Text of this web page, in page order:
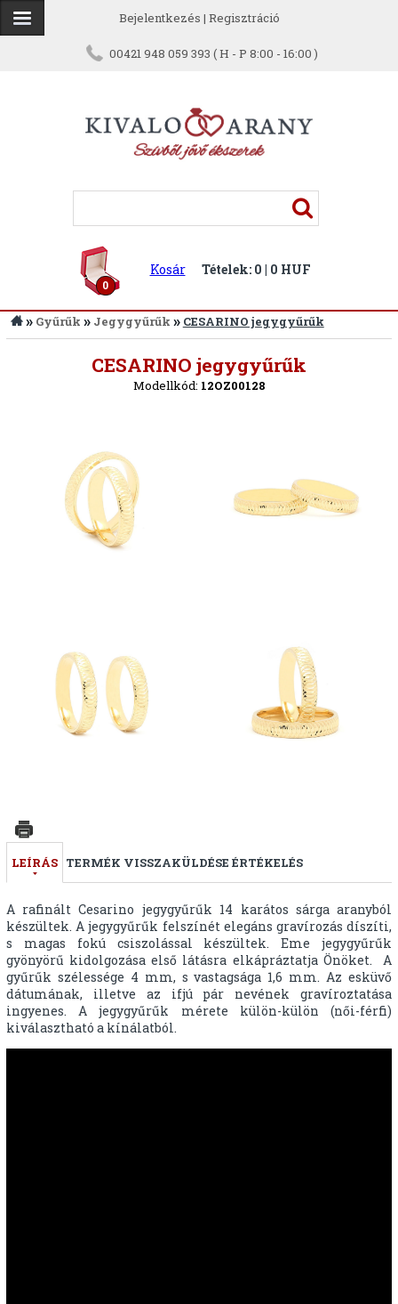
Bejelentkezés | Regisztráció
00421 948 059 393 ( H - P 8:00 - 16:00 )
0
Kosár Tételek: 0 | 0 HUF
» Gyűrűk » Jegygyűrűk » CESARINO jegygyűrűk
CESARINO jegygyűrűk
Modellkód: 12OZ00128
LEÍRÁS TERMÉK VISSZAKÜLDÉSE ÉRTÉKELÉS
A rafinált Cesarino jegygyűrűk 14 karátos sárga aranyból
készültek. A jegygyűrűk felszínét elegáns gravírozás díszíti,
s magas fokú csiszolással készültek. Eme jegygyűrűk
gyönyörű kidolgozása első látásra elkápráztatja Önöket. A
gyűrűk szélessége 4 mm, s vastagsága 1,6 mm. Az esküvő
dátumának, illetve az ifjú pár nevének gravíroztatása
ingyenes. A jegygyűrűk mérete külön-külön (női-férfi)
kiválasztható a kínálatból.